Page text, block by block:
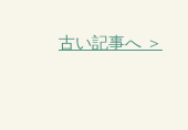
古い記事へ ＞